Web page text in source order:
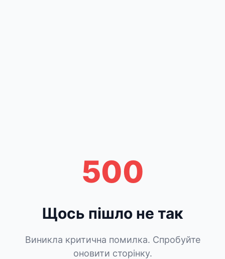
500
Щось пішло не так
Виникла критична помилка. Спробуйте
оновити сторінку.